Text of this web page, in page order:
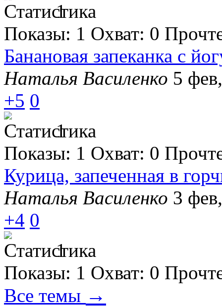
1
Показы: 1 Охват: 0
Банановая запеканка с
Наталья Василенко 5
+5 0
1
Показы: 1 Охват: 0
Курица, запеченная в
Наталья Василенко 3
+4 0
1
Показы: 1 Охват: 0
Все темы →